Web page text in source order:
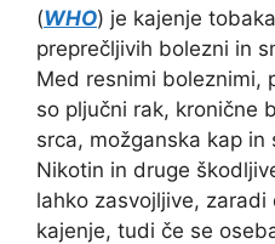
(WHO) je kajenje
preprečljivih bolezni in
Med resnimi boleznimi,
so pljučni rak, kronične
srca, možganska kap in
Nikotin in druge
lahko zasvojljive,
kajenje, tudi če se